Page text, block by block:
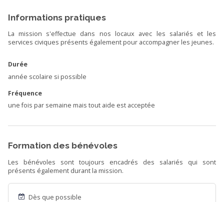
Informations pratiques
La mission s'effectue dans nos locaux avec les salariés et les
services civiques présents également pour accompagner les jeunes.
Durée
année scolaire si possible
Fréquence
une fois par semaine mais tout aide est acceptée
Formation des bénévoles
Les bénévoles sont toujours encadrés des salariés qui sont
présents également durant la mission.
Dès que possible